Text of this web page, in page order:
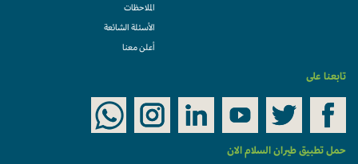
الملاحظات
الأسئلة الشائعة
أعلن معنا
تابعنا على
حمل تطبيق طيران السلام الان